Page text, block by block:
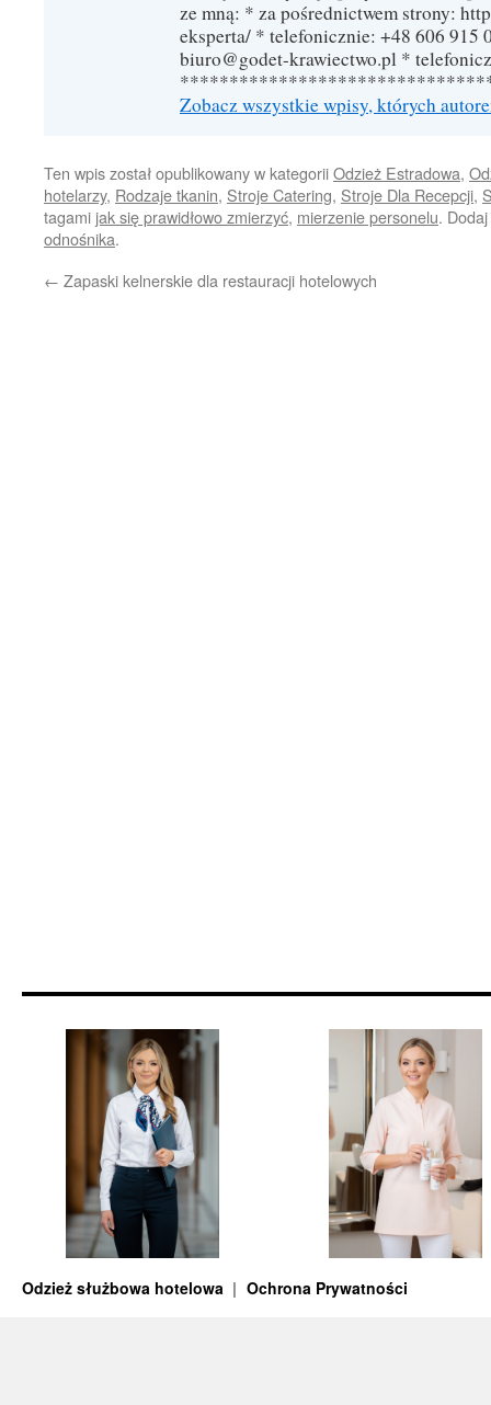
ze mną: * za pośrednictwem strony:
eksperta/ * telefonicznie: +48 606 915
biuro@godet-krawiectwo.pl *
Zobacz wszystkie wpisy, których
Ten wpis został opublikowany w kategoriiOdzież Estradowa,
hotelarzy, Rodzaje tkanin, Stroje Catering, Stroje Dla Recepcji,
tagami jak się prawidłowo zmierzyć, mierzenie personelu.
odnośnika.
← Zapaski kelnerskie dla restauracji hotelowych
Odzież służbowa hotelowa Ochrona Prywatności